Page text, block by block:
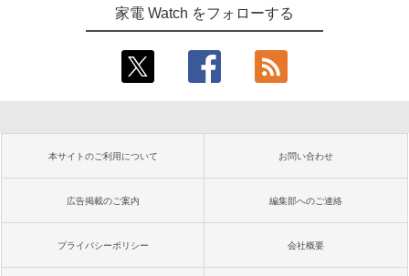
家電 Watch をフォローする
本サイトのご利用について お問い合わせ
広告掲載のご案内 編集部へのご連絡
プライバシーポリシー 会社概要